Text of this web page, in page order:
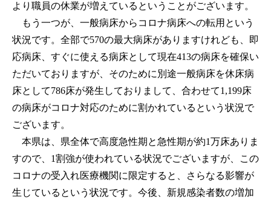
より職員の休業が増えているということがございます。
もう一つが、一般病床からコロナ病床への転用という
状況です。全部で570の最大病床がありますけれども、即
応病床、すぐに使える病床として現在413の病床を確保い
ただいておりますが、そのために別途一般病床を休床病
床として786床が発生しておりまして、合わせて1,199床
の病床がコロナ対応のために割かれているという状況で
ございます。
本県は、県全体で高度急性期と急性期が約1万床ありま
すので、1割強が使われている状況でございますが、この
コロナの受入れ医療機関に限定すると、さらなる影響が
生じているという状況です。今後、新規感染者数の増加